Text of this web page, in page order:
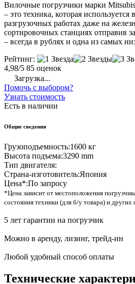
Вилочные погрузчики марки
– это техника, которая используется
разгрузочных работах даже на
сортировочных станциях отправив
– всегда в рублях и одна из самых
Рейтинг:
4,98/5 85 оценок
Загрузка...
Помочь с выбором?
Узнать стоимость
Есть в наличии
Общие сведения
Грузоподъемность:1600 кг
Высота подъема:3290 mm
Тип двигателя:
Страна-изготовитель:Япония
Цена*:По запросу
*Цена зависит от местоположения
состояния техники (для б/у товара) и других
5 лет гарантии на погрузчик
Можно в аренду, лизинг, трейд-ин
Любой удобный способ оплаты
Технические